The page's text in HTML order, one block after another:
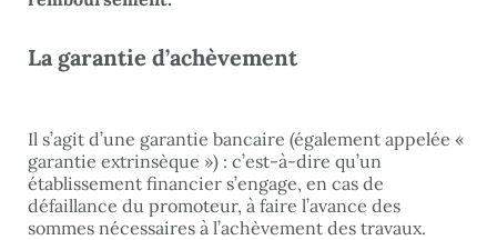
La garantie d’achèvement
Il s’agit d’une garantie bancaire (également appelée «
garantie extrinsèque ») : c’est-à-dire qu’un
établissement financier s’engage, en cas de
défaillance du promoteur, à faire l’avance des
sommes nécessaires à l’achèvement des travaux.